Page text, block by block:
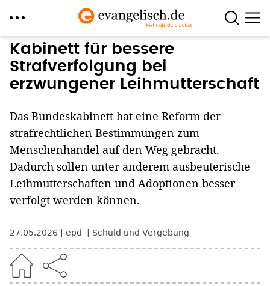
Direkt
zum
Inhalt
Kabinett für bessere
Strafverfolgung bei
erzwungener Leihmutterschaft
Das Bundeskabinett hat eine Reform der
strafrechtlichen Bestimmungen zum
Menschenhandel auf den Weg gebracht.
Dadurch sollen unter anderem ausbeuterische
Leihmutterschaften und Adoptionen besser
verfolgt werden können.
27.05.2026 epd Schuld und Vergebung